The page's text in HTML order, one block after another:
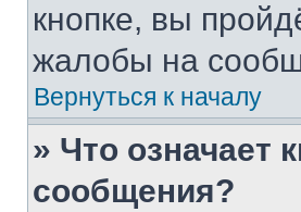
кнопке, вы
жалобы на
Вернуться к началу
» Что означает
сообщения?